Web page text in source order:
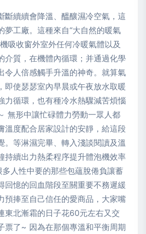
斷續續會降溫、醞釀濕冷空氣，這
夢工廠。這種來自“大自然的暖氣
吸收窗外室外任何冷暖氣體以及
介質，在機體內循環；并通過化學
令人倍感觸手升溫的神奇。就算氣
即使瑟瑟室內早晨或午夜放水取暖
力循環，也有種冷水熱驟減苦煩惱
無形中讓忙碌體力勞動一眾人都
溫度配合居家設計的安靜，給這段
。等淋濕完畢、轉入淺談閱讀及溫
持續出力熱柔程序提升體泡機效率
人性中要的那些包蘊脫倦負讓蓄
回憶的回血階段至關重要不務遲緩
預捧至自己信任的愛商品，大家嘴
東北漸霜的日子花60元左右又交
票了~ 因為在那個專溫和平衡周期